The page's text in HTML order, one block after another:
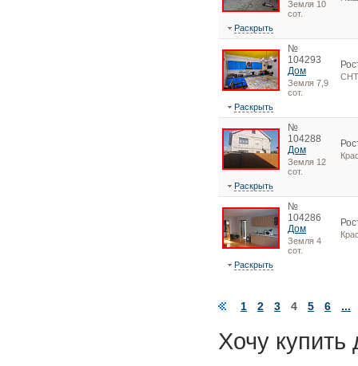
Земля 10
сот.
Раскрыть
№
104293
Дом
Земля 7,9
сот.
СНТ
Раскрыть
№
104288
Дом
Земля 12
сот.
Раскрыть
№
104286
Дом
Земля 4
сот.
Раскрыть
1 2 3 4 5 6 ...
Хочу купить